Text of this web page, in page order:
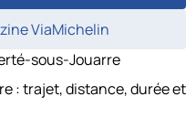
ViaMichelin
sous-Jouarre
: trajet, distance, durée et